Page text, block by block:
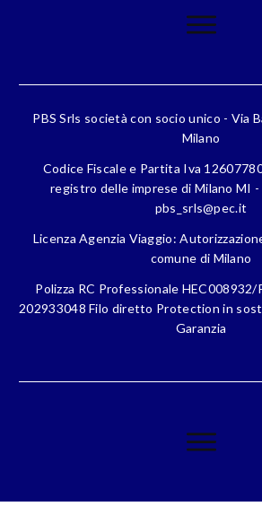
PBS Srls società con socio unico - Via
Milano
Codice Fiscale e Partita Iva
registro delle imprese di Milano MI
pbs_srls@pec.it
Licenza Agenzia Viaggio:
comune di Milano
Polizza RC Professionale HEC008932/
202933048 Filo diretto Protection in
Garanzia